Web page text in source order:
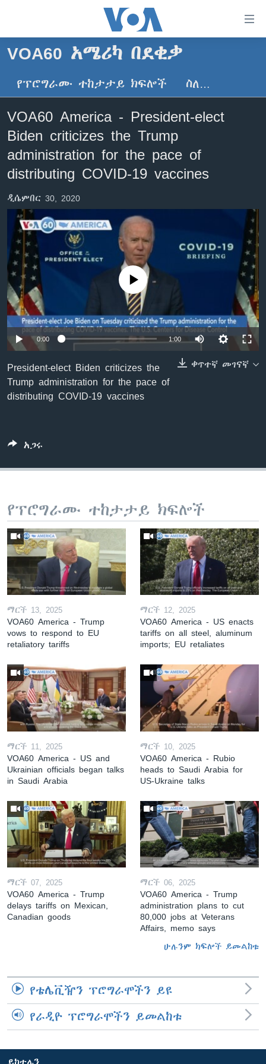
ማገናኛዎች
ዋናው
ይዘት
ወደ
ዋናው
ይዘት
እለፍ
ወደ
ዋናው
ይዘት
እለፍ
ዜና
ኢትዮጵያ
አሜሪካ
መካከለኛው ምሥራቅ
ኑሮ በጤንነት
ቪዲዮ
የፎቶ መድብሎች
Learning English
ይከተሉን
ቋንቋዎች
VOA60 አሜሪካ በደቂቃ
የፕሮግራሙ ተከታታይ ክፍሎች ስለ…
VOA60 America - President-elect
Biden criticizes the Trump
administration for the pace of
distributing COVID-19 vaccines
ዲሴምበር 30, 2020
No media source currently available
0:00 1:00
ቀጥተኛ መገናኛ
President-elect Biden criticizes the
Trump administration for the pace of
distributing COVID-19 vaccines
አጋሩ
የፕሮግራሙ ተከታታይ ክፍሎች
ማርች 13, 2025
VOA60 America - Trump
vows to respond to EU
retaliatory tariffs
ማርች 12, 2025
VOA60 America - US enacts
tariffs on all steel, aluminum
imports; EU retaliates
ማርች 11, 2025
VOA60 America - US and
Ukrainian officials began talks
in Saudi Arabia
ማርች 10, 2025
VOA60 America - Rubio
heads to Saudi Arabia for
US-Ukraine talks
ማርች 07, 2025
VOA60 America - Trump
delays tariffs on Mexican,
Canadian goods
ማርች 06, 2025
VOA60 America - Trump
administration plans to cut
80,000 jobs at Veterans
Affairs, memo says
ሁሉንም ክፍሎች ይመልከቱ
የቴሌቪዥን ፕሮግራሞችን ይዩ
የራዲዮ ፕሮግራሞችን ይመልከቱ